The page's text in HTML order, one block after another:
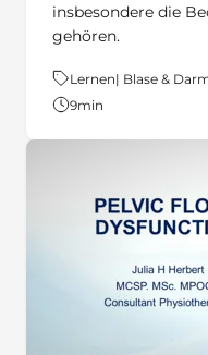
insbesondere die
gehören.
Thema:
Lernen| Blase &
9min